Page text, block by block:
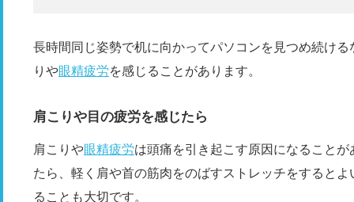
長時間同じ姿勢で机に向かってパソコンを見つめ続け
りや眼精疲労を感じることがあります。
肩こりや目の疲労を感じたら
肩こりや眼精疲労は頭痛を引き起こす原因になること
たら、軽く肩や首の筋肉をのばすストレッチをすると
ることも大切です。